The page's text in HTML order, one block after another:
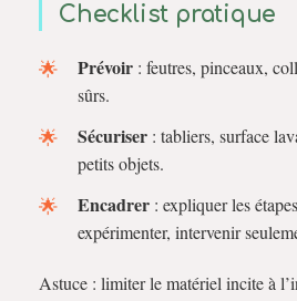
Checklist pratique
Prévoir : feutres, pinceaux,
sûrs.
Sécuriser : tabliers, surface
petits objets.
Encadrer : expliquer les
expérimenter, intervenir
Astuce : limiter le matériel incite à